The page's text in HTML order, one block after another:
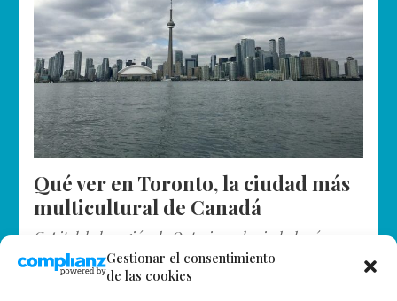
Gestionar el consentimiento
de las cookies
Qué ver en Toronto, la ciudad más
multicultural de Canadá
Capital de la región de Ontario, es la ciudad más
poblada de Canadá. El corazón económico del país no
es uno de los destinos más turísticos de Norteamérica,